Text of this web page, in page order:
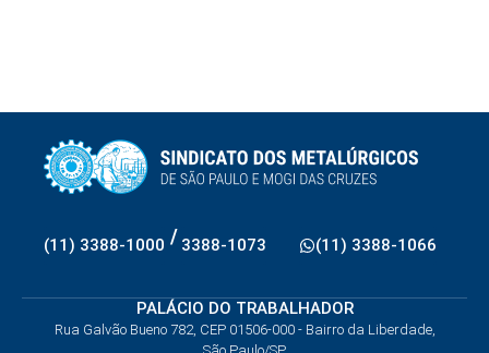
(11) 3388-1000 / 3388-1073 (11) 3388-1066
PALÁCIO DO TRABALHADOR
Rua Galvão Bueno 782, CEP 01506-000 - Bairro da Liberdade,